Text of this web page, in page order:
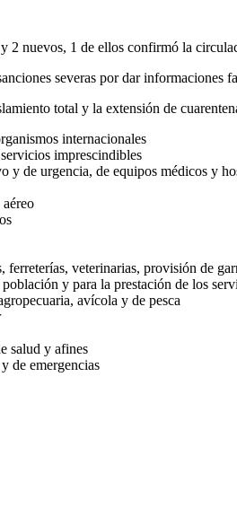
2 nuevos, 1 de ellos confirmó la
severas por dar informaciones
total y la extensión de
internacionales
imprescindibles
de urgencia, de equipos médicos y
veterinarias, provisión de
y para la prestación de los
avícola y de pesca
salud y afines
de emergencias